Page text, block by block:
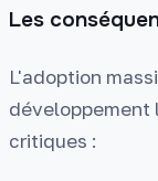
Les
L'adoption
développement
critiques :